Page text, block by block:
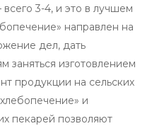
всего 3-4, и это в лучшем
направлен на
дел, дать
заняться изготовлением
продукции на сельских
и
пекарей позволяют